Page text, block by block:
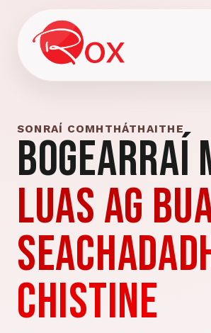
SONRAÍ COMHTHÁTHAITHE
Bogearraí
Luas ag
chistine